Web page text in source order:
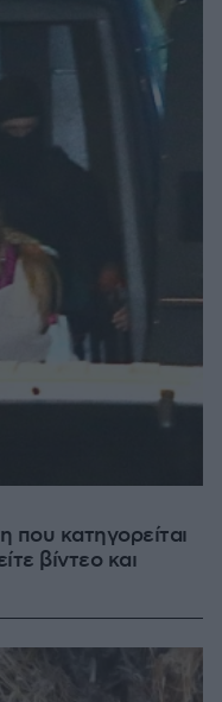
που κατηγορείται
βίντεο και